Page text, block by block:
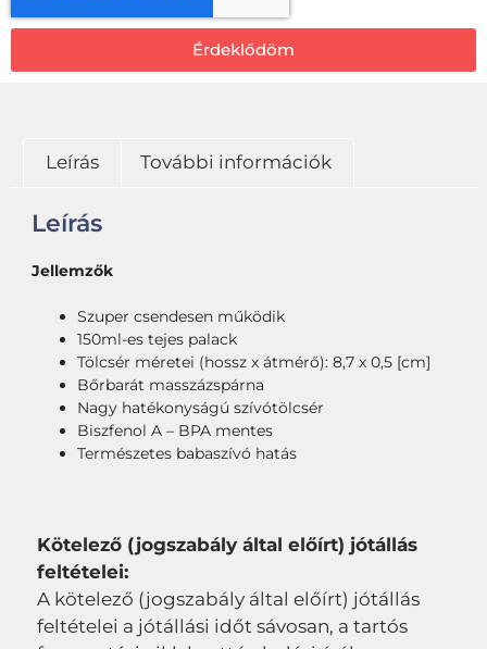
Érdeklődöm
Leírás További információk
Leírás
Jellemzők
Szuper csendesen működik
150ml-es tejes palack
Tölcsér méretei (hossz x átmérő): 8,7 x 0,5 [cm]
Bőrbarát masszázspárna
Nagy hatékonyságú szívótölcsér
Biszfenol A – BPA mentes
Természetes babaszívó hatás
Kötelező (jogszabály által előírt) jótállás
feltételei:
A kötelező (jogszabály által előírt) jótállás
feltételei a jótállási időt sávosan, a tartós